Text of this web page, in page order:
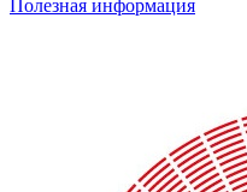
Полезная информация